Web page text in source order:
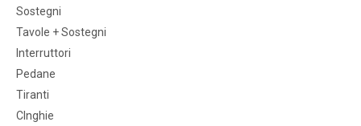
Sostegni
Tavole + Sostegni
Interruttori
Pedane
Tiranti
CInghie